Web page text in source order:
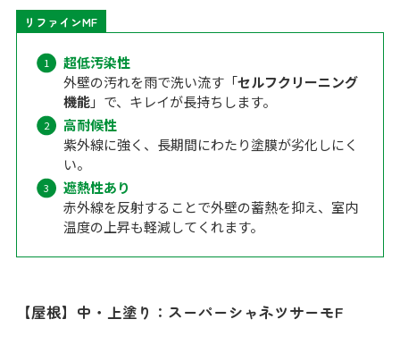
リファインMF
超低汚染性
外壁の汚れを雨で洗い流す「セルフクリーニング
機能」で、キレイが長持ちします。
高耐候性
紫外線に強く、長期間にわたり塗膜が劣化しにく
い。
遮熱性あり
赤外線を反射することで外壁の蓄熱を抑え、室内
温度の上昇も軽減してくれます。
【屋根】中・上塗り：スーパーシャネツサーモF